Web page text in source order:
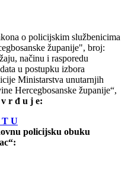
o policijskim službenicima
županije", broj:
načinu i rasporedu
u postupku izbora
Ministarstva unutarnjih
Hercegbosanske županije“,
r đ u j e:
T U
policijsku obuku